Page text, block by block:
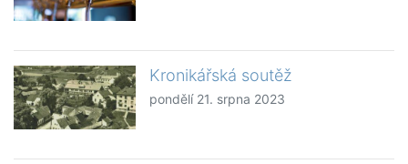
Kronikářská soutěž
pondělí 21. srpna 2023